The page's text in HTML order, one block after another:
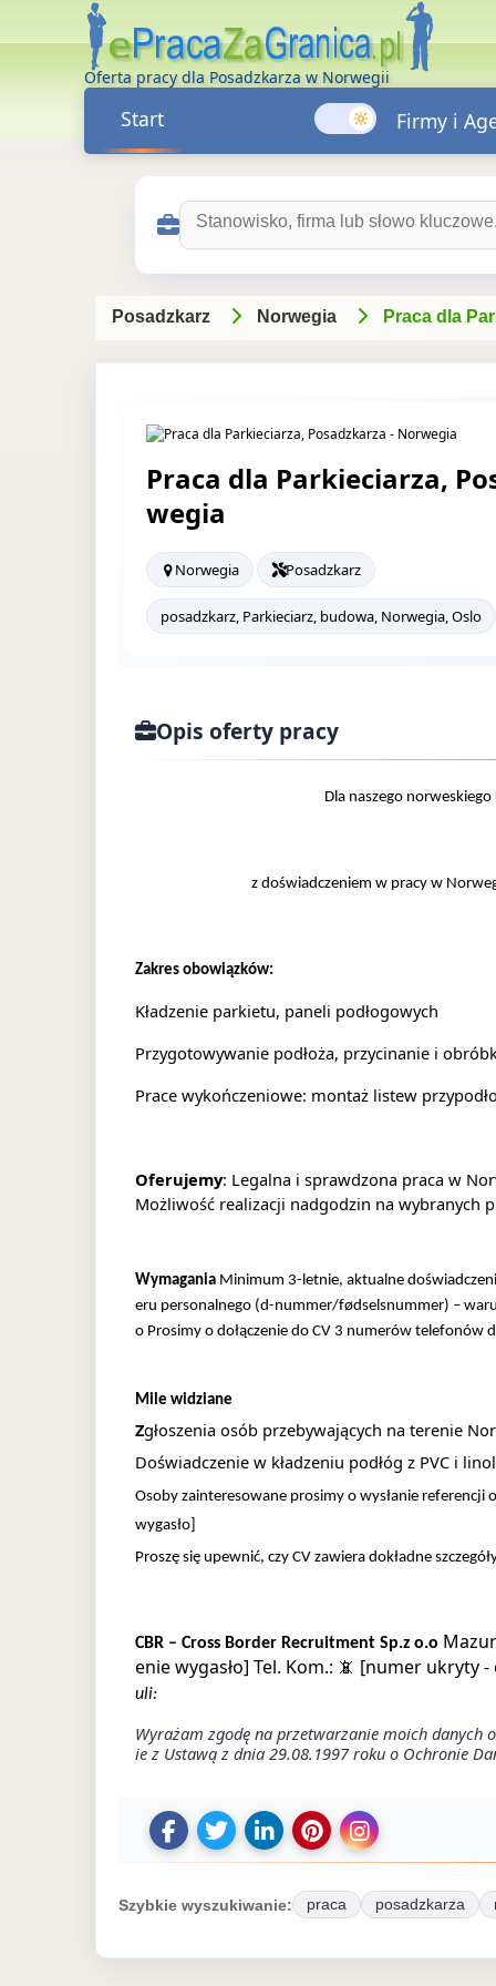
Oferta pracy dla Posadzkarza w Norwegii
Start Firmy i
Szukaj ofert pracy:
Posadzkarz Norwegia Praca dla
Praca dla Parkieciarza,
wegia
Norwegia Posadzkarz
posadzkarz, Parkieciarz, budowa, Norwegia, Oslo
Opis oferty pracy
Dla naszego
z doświadczeniem w pracy w
Zakres obowiązków:
Kładzenie parkietu, paneli podłogowych
Przygotowywanie podłoża, przycinanie i
Prace wykończeniowe: montaż listew
Oferujemy: Legalna i sprawdzona praca w
Możliwość realizacji nadgodzin na wybranych
Wymagania Minimum 3-letnie, aktualne
eru personalnego (d-nummer/fødselsnummer) –
o Prosimy o dołączenie do CV 3 numerów telefonów
Mile widziane
Zgłoszenia osób przebywających na terenie
Doświadczenie w kładzeniu podłóg z PVC i
Osoby zainteresowane prosimy o wysłanie referencji
wygasło]
Proszę się upewnić, czy CV zawiera dokładne
CBR – Cross Border Recruitment Sp.z o.o
enie wygasło] Tel. Kom.: 📵 [numer ukryty -
uli:
Wyrażam zgodę na przetwarzanie moich danych
ie z Ustawą z dnia 29.08.1997 roku o Ochronie
U
o
t
U
d
o
t
D
d
j
Z
p
s
U
o
t
Szybkie wyszukiwanie: praca posadzkarza